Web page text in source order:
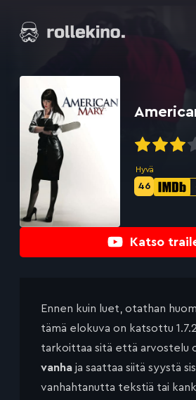
suoraan
Elokuvat ja elokuva-arviot | Rollekino.fi
jälkeen.
Katso
Hyvä
IMDb-
Metascore-
46
Ennen kuin luet, otathan
tämä elokuva on katsottu
tarkoittaa sitä että arvostelu
vanha ja saattaa siitä syystä
vanhahtanutta tekstiä tai